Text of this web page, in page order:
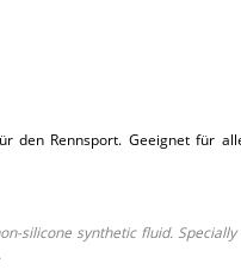
den Rennsport. Geeignet für
silicone synthetic fluid.